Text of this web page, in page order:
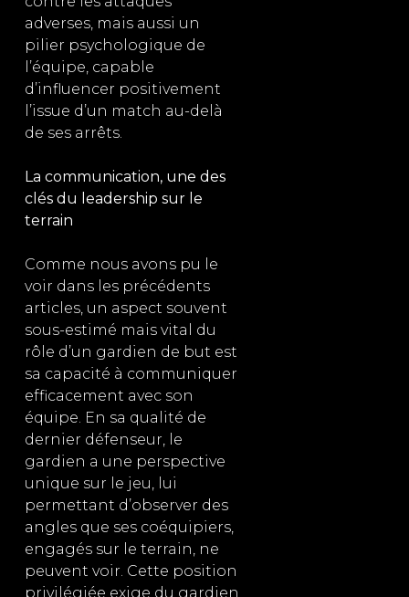
adverses, mais aussi un
pilier psychologique de
l’équipe, capable
d’influencer positivement
l’issue d’un match au-delà
de ses arrêts.
La communication, une des
clés du leadership sur le
terrain
Comme nous avons pu le
voir dans les précédents
articles, un aspect souvent
sous-estimé mais vital du
rôle d’un gardien de but est
sa capacité à communiquer
efficacement avec son
équipe. En sa qualité de
dernier défenseur, le
gardien a une perspective
unique sur le jeu, lui
permettant d’observer des
angles que ses coéquipiers,
engagés sur le terrain, ne
peuvent voir. Cette position
privilégiée exige du gardien